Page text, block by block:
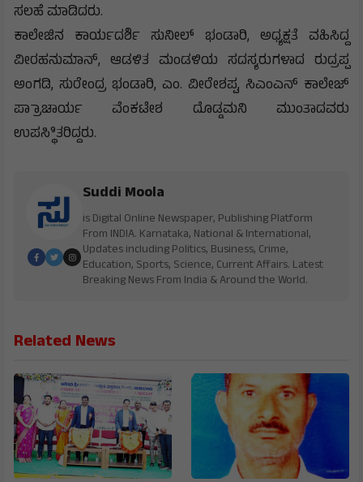
ಸಲಹೆ ಮಾಡಿದರು.
ಕಾಲೇಜಿನ ಕಾರ್ಯದರ್ಶಿ ಸುನೀಲ್ ಭಂಡಾರಿ, ಅಧ್ಯಕ್ಷತೆ ವಹಿಸಿದ್ದ
ವೀರಹನುಮಾನ್, ಆಡಳಿತ ಮಂಡಳಿಯ ಸದಸ್ಯರುಗಳಾದ ರುದ್ರಪ್ಪ
ಅಂಗಡಿ, ಸುರೇಂದ್ರ ಭಂಡಾರಿ, ಎಂ. ವೀರೇಶಪ್ಪ, ಸಿಎಂಎನ್ ಕಾಲೇಜ್
ಪ್ರಾಾಚಾರ್ಯ ವೆಂಕಟೇಶ ದೊಡ್ಡಮನಿ ಮುಂತಾದವರು
ಉಪಸ್ಥಿಿತರಿದ್ದರು.
Suddi Moola
is Digital Online Newspaper, Publishing Platform
From INDIA. Karnataka, National & International,
Updates including Politics, Business, Crime,
Education, Sports, Science, Current Affairs. Latest
Breaking News From India & Around the World.
Related News